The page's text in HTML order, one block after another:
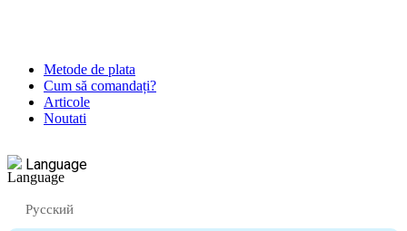
Metode de plata
Cum să comandați?
Articole
Noutati
Language
Русский